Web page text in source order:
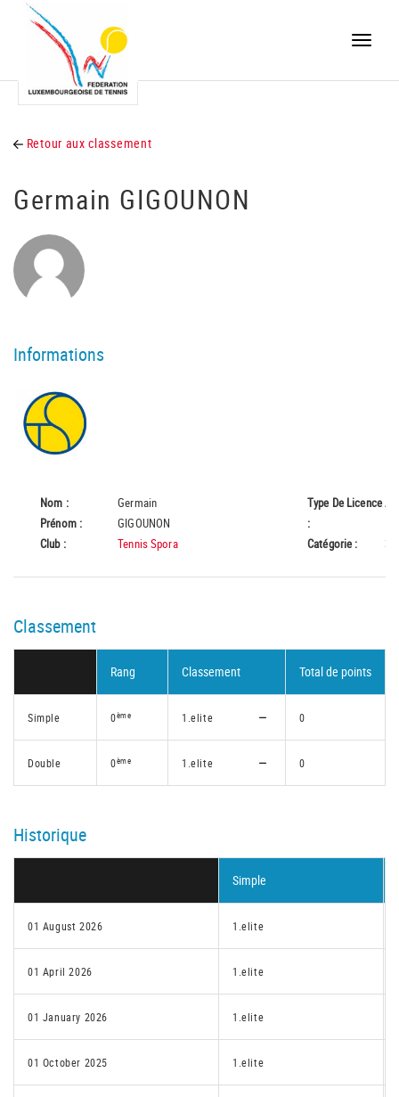
Toggle
Retour aux classement
Germain GIGOUNON
Informations
Nom :
Germain
Prénom :
GIGOUNON
Club :
Tennis Spora
Type De Licence
:
A
Catégorie :
Classement
Rang Classement Total de points
Simple 0ème 1.elite 0
Double 0ème 1.elite 0
Historique
Simple
01 August 2026 1.elite
01 April 2026 1.elite
01 January 2026 1.elite
01 October 2025 1.elite